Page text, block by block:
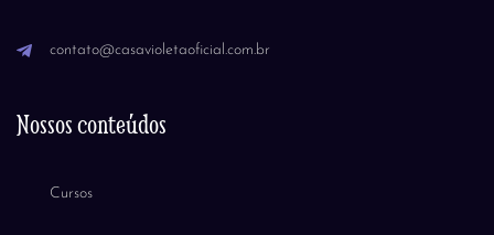
contato@casavioletaoficial.com.br
Nossos conteúdos
Cursos